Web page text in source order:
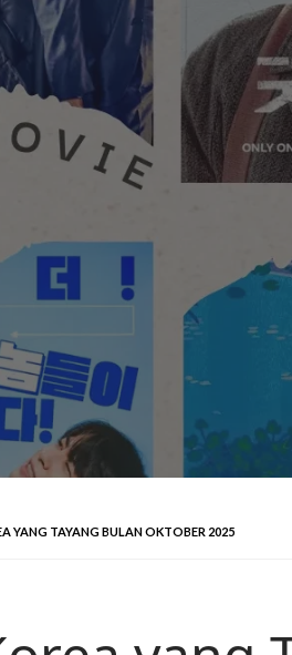
YANG TAYANG BULAN OKTOBER 2025